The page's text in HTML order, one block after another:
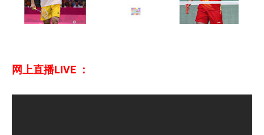
网上直播LIVE ：